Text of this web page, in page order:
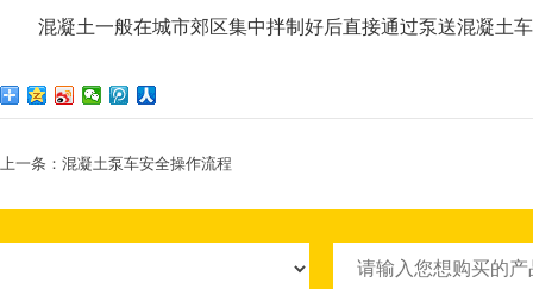
混凝土一般在城市郊区集中拌制好后直接通过泵送混凝土
上一条： 混凝土泵车安全操作流程